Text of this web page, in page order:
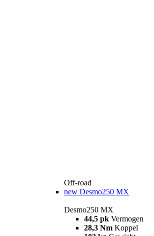
Off-road
new Desmo250 MX
Desmo250 MX
44,5 pk Vermogen
28,3 Nm Koppel